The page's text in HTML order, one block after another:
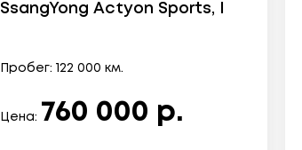
SsangYong Actyon Sports, I
Пробег: 122 000 км.
Цена: 760 000 р.